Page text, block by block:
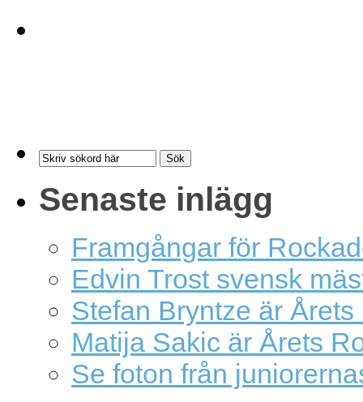
Senaste inlägg
Framgångar för
Edvin Trost svensk
Stefan Bryntze är
Matija Sakic är Årets
Se foton från